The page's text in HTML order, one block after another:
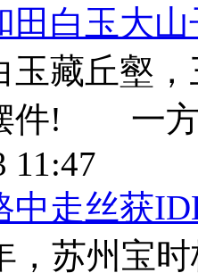
田白玉大
藏丘壑，
件! 一方
11:47
中走丝获
苏州宝时